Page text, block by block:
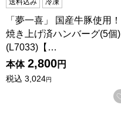
送料込み 冷凍
「夢一喜」 国産牛豚使用！
焼き上げ済ハンバーグ(5個)
(L7033)【…
本体 2,800円
税込 3,024円